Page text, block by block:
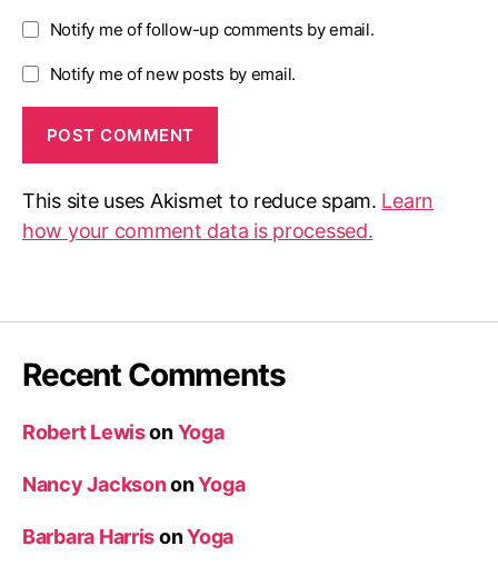
Notify me of follow-up comments by email.
Notify me of new posts by email.
This site uses Akismet to reduce spam. Learn
how your comment data is processed.
Recent Comments
Robert LewisonYoga
Nancy JacksononYoga
Barbara HarrisonYoga